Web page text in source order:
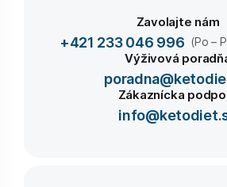
Zavolajte nám
+421 233 046 996 (Po –
Výživová
Zákaznícka